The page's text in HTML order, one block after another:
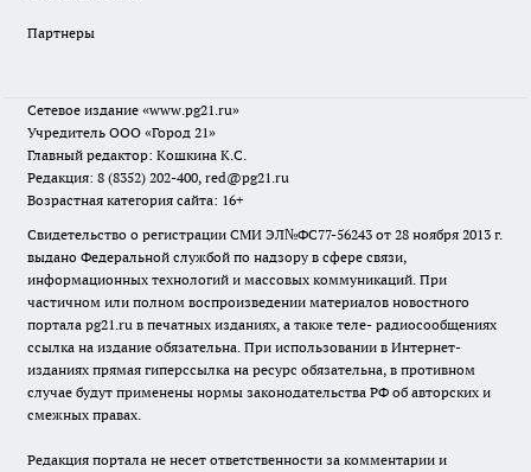
Партнеры
Сетевое издание «www.pg21.ru»
Учредитель ООО «Город 21»
Главный редактор: Кошкина К.С.
Редакция: 8 (8352) 202-400, red@pg21.ru
Возрастная категория сайта: 16+
Свидетельство о регистрации СМИ ЭЛ№ФС77-56243 от 28 ноября 2013 г.
выдано Федеральной службой по надзору в сфере связи,
информационных технологий и массовых коммуникаций. При
частичном или полном воспроизведении материалов новостного
портала pg21.ru в печатных изданиях, а также теле- радиосообщениях
ссылка на издание обязательна. При использовании в Интернет-
изданиях прямая гиперссылка на ресурс обязательна, в противном
случае будут применены нормы законодательства РФ об авторских и
смежных правах.
Редакция портала не несет ответственности за комментарии и